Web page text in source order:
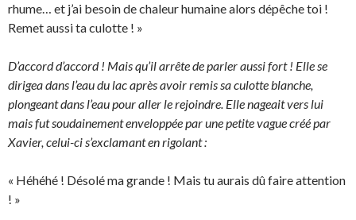
rhume… et j’ai besoin de chaleur humaine alors dépêche toi !
Remet aussi ta culotte ! »
D’accord d’accord ! Mais qu’il arrête de parler aussi fort ! Elle se
dirigea dans l’eau du lac après avoir remis sa culotte blanche,
plongeant dans l’eau pour aller le rejoindre. Elle nageait vers lui
mais fut soudainement enveloppée par une petite vague créé par
Xavier, celui-ci s’exclamant en rigolant :
« Héhéhé ! Désolé ma grande ! Mais tu aurais dû faire attention
! »